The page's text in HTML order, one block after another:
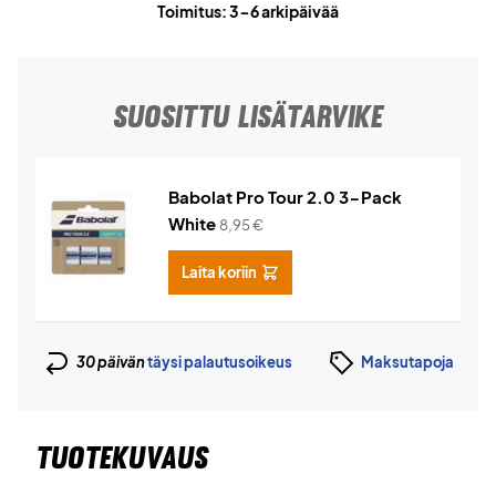
Toimitus: 3-6 arkipäivää
SUOSITTU LISÄTARVIKE
Babolat Pro Tour 2.0 3-Pack
White 8,95€
Laita koriin
30 päiväntäysi palautusoikeus Maksutapoja
TUOTEKUVAUS